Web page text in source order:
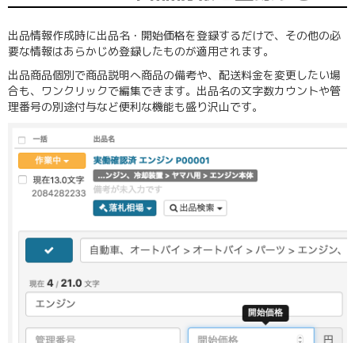
出品情報作成時に出品名・開始価格を登録するだけで、その他の必
要な情報はあらかじめ登録したものが適用されます。
出品商品個別で商品説明へ商品の備考や、配送料金を変更したい場
合も、ワンクリックで編集できます。出品名の文字数カウントや管
理番号の別途付与など便利な機能も盛り沢山です。